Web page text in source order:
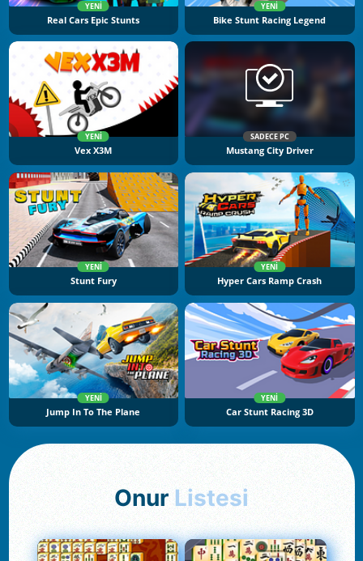
YENI
Real Cars Epic Stunts
YENI
Bike Stunt Racing Legend
YENI
Vex X3M
SADECE PC
Mustang City Driver
YENI
Stunt Fury
YENI
Hyper Cars Ramp Crash
YENI
Jump In To The Plane
YENI
Car Stunt Racing 3D
Onur Listesi